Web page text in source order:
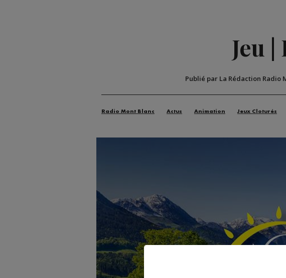
Jeu
Publié par La Rédaction Radio
Radio Mont Blanc Actus Animation Jeux Cloturés